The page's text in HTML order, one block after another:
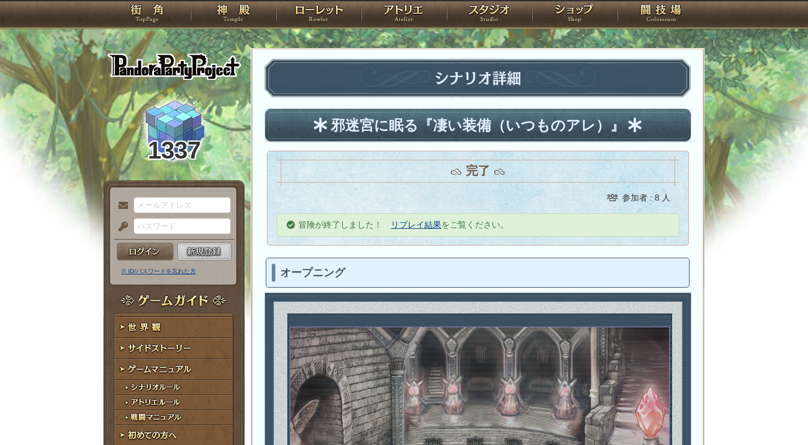
PandoraPartyProject
TOP 神殿 ローレット アトリエ スタジオ ショップ 闘技場
1337
メ
ー
ル
ア
ド
レ
ス
パ
ス
ー
ド
※ ID/パスワードを忘れた方
ゲームガイド
世界観
サイドストーリー
ゲームマニュアル
シナリオルール
アトリエルール
戦闘マニュアル
シナリオ詳細
邪迷宮に眠る『凄い装備（いつものアレ）』
完了
参加者 : 8 人
冒険が終了しました！ リプレイ結果をご覧ください。
オープニング